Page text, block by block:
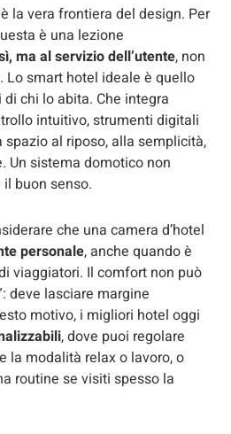
la vera frontiera del design. Per
è una lezione
ma al servizio dell’utente, non
Lo smart hotel ideale è quello
chi lo abita. Che integra
intuitivo, strumenti digitali
al riposo, alla semplicità,
Un sistema domotico non
buon senso.
che una camera d’hotel
personale, anche quando è
viaggiatori. Il comfort non può
deve lasciare margine
motivo, i migliori hotel oggi
, dove puoi regolare
la modalità relax o lavoro, o
routine se visiti spesso la